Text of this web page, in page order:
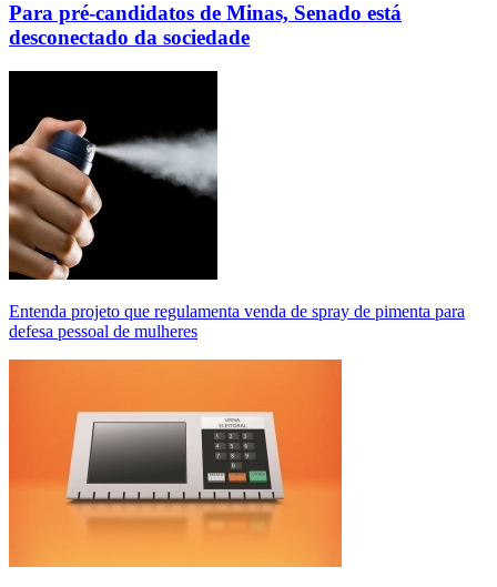
Para pré-candidatos de Minas, Senado está
desconectado da sociedade
Entenda projeto que regulamenta venda de spray de pimenta para
defesa pessoal de mulheres